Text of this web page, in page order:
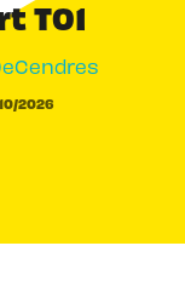
T01
2026